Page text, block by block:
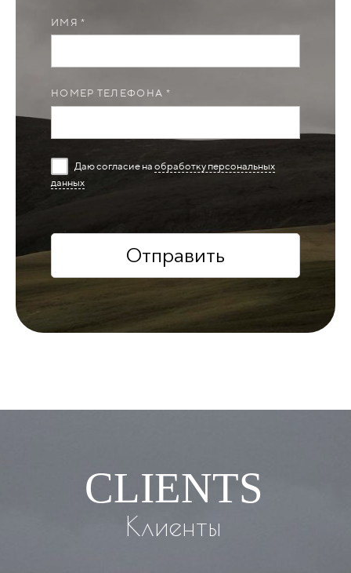
ИМЯ *
НОМЕР ТЕЛЕФОНА *
Даю согласие на обработку персональных
данных
Отправить
CLIENTS
Клиенты